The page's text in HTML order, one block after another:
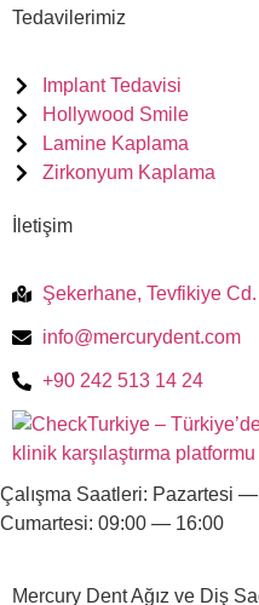
Tedavilerimiz
Implant Tedavisi
Hollywood Smile
Lamine Kaplama
Zirkonyum Kaplama
İletişim
Şekerhane, Tevfikiye
info@mercurydent.com
+90 242 513 14 24
Çalışma Saatleri: Pazartesi
Cumartesi: 09:00 — 16:00
Mercury Dent Ağız ve Diş